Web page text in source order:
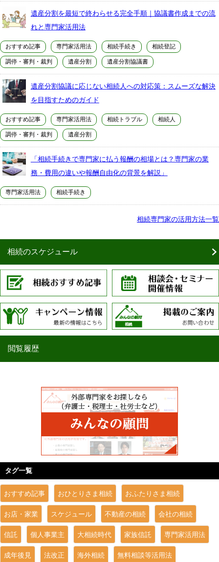
遺産分割を最短で終わらせる完全手順｜協議書作成までの流
れと専門家活用法
おすすめ記事 専門家活用法 相続手続き 相続登記
調停・審判・裁判 遺産分割 遺産分割協議書
遺産分割協議に応じない相続人への対応策：スムーズな解決
を目指すためのガイド
おすすめ記事 専門家活用法 相続トラブル 相続人
調停・審判・裁判 遺産分割
「相続手続きで専門家に払う報酬の相場とは？専門家の業
務・費用の違いや報酬自由化の背景を解説」
専門家活用法 相続手続き
相続専門家の活用方法一覧
相続のスケジュール
閲覧履歴
タグ一覧
おすすめ記事 おひとりさま相続 おふたりさま相続
お店・家業 スケジュール 不動産の相続 会社の相続
信託 個人事業主 大相続時代 家族信託 専門家活用法
成年後見 法改正 海外相続 無料相談等活用法